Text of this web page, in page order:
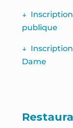
↓ Inscription
publique
↓
Dame